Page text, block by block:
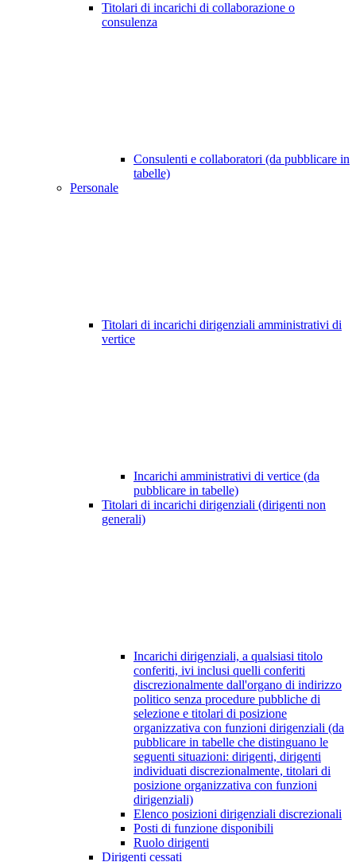
Titolari di incarichi di collaborazione o
consulenza
Consulenti e collaboratori (da pubblicare in
tabelle)
Personale
Titolari di incarichi dirigenziali amministrativi di
vertice
Incarichi amministrativi di vertice (da
pubblicare in tabelle)
Titolari di incarichi dirigenziali (dirigenti non
generali)
Incarichi dirigenziali, a qualsiasi titolo
conferiti, ivi inclusi quelli conferiti
discrezionalmente dall'organo di indirizzo
politico senza procedure pubbliche di
selezione e titolari di posizione
organizzativa con funzioni dirigenziali (da
pubblicare in tabelle che distinguano le
seguenti situazioni: dirigenti, dirigenti
individuati discrezionalmente, titolari di
posizione organizzativa con funzioni
dirigenziali)
Elenco posizioni dirigenziali discrezionali
Posti di funzione disponibili
Ruolo dirigenti
Dirigenti cessati